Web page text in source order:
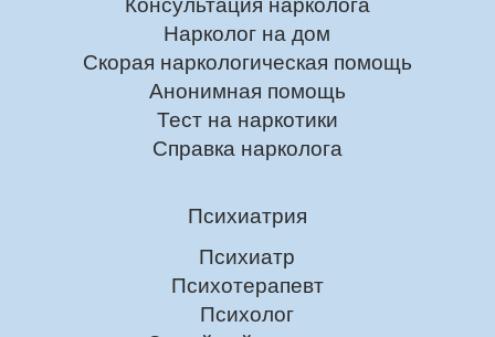
Нарколог на дом
Скорая наркологическая помощь
Анонимная помощь
Тест на наркотики
Справка нарколога
Психиатрия
Психиатр
Психотерапевт
Психолог